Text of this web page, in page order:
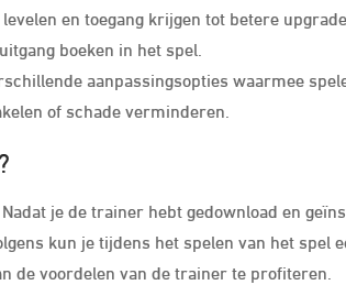
en toegang krijgen tot betere
boeken in het spel.
aanpassingsopties waarmee
of schade verminderen.
je de trainer hebt gedownload en
kun je tijdens het spelen van het spel
de voordelen van de trainer te profiteren.